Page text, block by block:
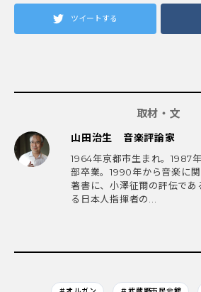
ツイートする
取材・文
山田治生 音楽評論家
1964年京都市生まれ。1987
部卒業。1990年から音楽に関
著書に、小澤征爾の評伝で
る日本人指揮者の...